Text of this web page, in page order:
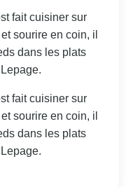
fait cuisiner sur
sourire en coin, il
dans les plats
fait cuisiner sur
sourire en coin, il
dans les plats